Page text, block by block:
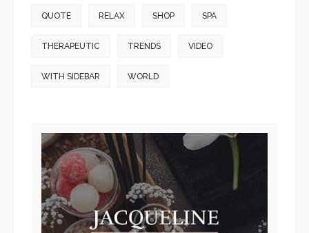
QUOTE RELAX SHOP SPA
THERAPEUTIC TRENDS VIDEO
WITH SIDEBAR WORLD